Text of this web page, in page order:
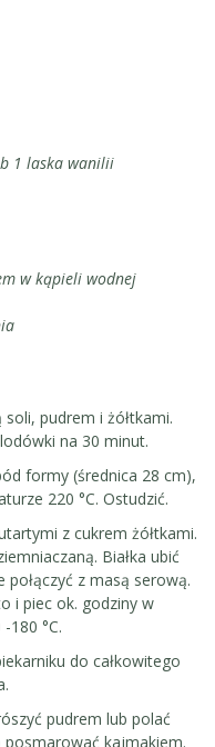
1 laska wanilii
w kąpieli wodnej
pudrem i żółtkami.
na 30 minut.
formy (średnica 28 cm),
220 °C. Ostudzić.
z cukrem żółtkami.
Białka ubić
z masą serową.
i piec ok. godziny w
180 °C.
do całkowitego
pudrem lub polać
posmarować kajmakiem.